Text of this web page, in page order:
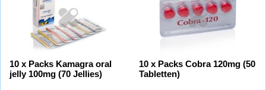
10 x Packs Kamagra oral
jelly 100mg (70 Jellies)
10 x Packs Cobra 120mg (50
Tabletten)